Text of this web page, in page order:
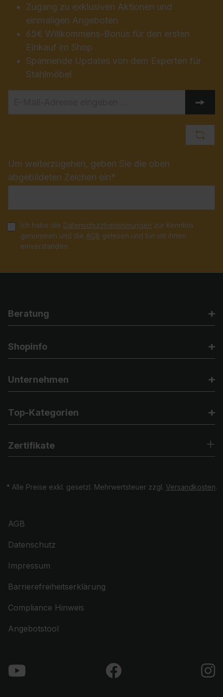
Zugang zu exklusiven Aktionen und
einmaligen Angeboten
65€ Willkommens-Bonus für den ersten
Einkauf im Shop
Spannende Updates von dem Experten für
Stahlmöbel
Um weiterzugehen, geben Sie die oben
abgebildeten Zeichen ein*
Ich habe die Datenschutzbestimmungen zur Kenntnis
genommen und die AGB gelesen und bin mit ihnen
einverstanden.
Beratung
Shopinfo
Unternehmen
Top-Kategorien
Zertifikate
* Alle Preise exkl. gesetzl. Mehrwertsteuer zzgl. Versandkosten.
AGB
Datenschutz
Impressum
Barrierefreiheitserklärung
Compliance Hinweis
Angebotstool